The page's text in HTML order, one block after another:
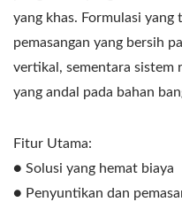
yang khas. Formulasi
pemasangan yang bersih
vertikal, sementara sistem
yang andal pada bahan
Fitur Utama:
● Solusi yang hemat biaya
● Penyuntikan dan